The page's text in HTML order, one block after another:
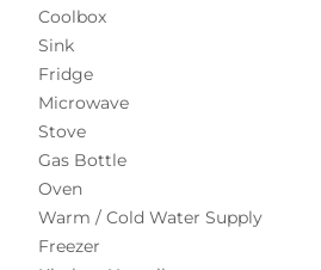
Coolbox
Sink
Fridge
Microwave
Stove
Gas Bottle
Oven
Warm / Cold Water Supply
Freezer